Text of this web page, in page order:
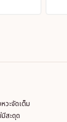
วะจัดเต็ม
สะดุด